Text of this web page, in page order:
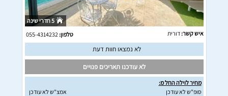
5 חדרי שינה
איש קשר:דורית טלפון:
לא נמצאו חוות דעת
לא עודכנו תאריכים פנויים
מחיר לוילה החל מ:
סופ"ש לא עודכן
אמצ"ש לא עודכן